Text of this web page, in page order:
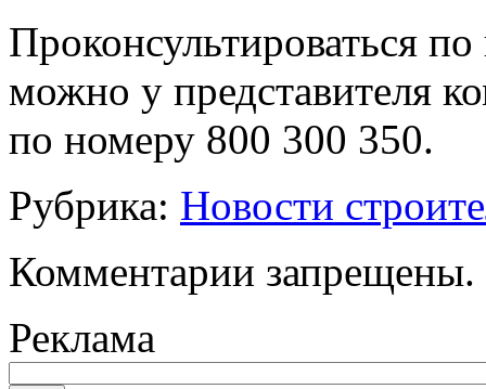
Проконсультироваться
можно у представителя
по номеру 800 300 350.
Рубрика: Новости
Комментарии запрещены.
Реклама